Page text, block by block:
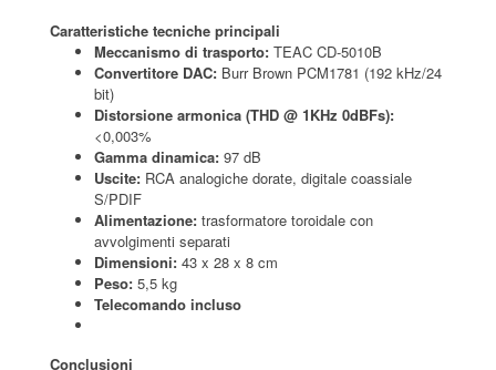
Caratteristiche tecniche principali
Meccanismo di trasporto: TEAC CD-5010B
Convertitore DAC: Burr Brown PCM1781 (192 kHz/24
bit)
Distorsione armonica (THD @ 1KHz 0dBFs):
<0,003%
Gamma dinamica: 97 dB
Uscite: RCA analogiche dorate, digitale coassiale
S/PDIF
Alimentazione: trasformatore toroidale con
avvolgimenti separati
Dimensioni: 43 x 28 x 8 cm
Peso: 5,5 kg
Telecomando incluso
Conclusioni